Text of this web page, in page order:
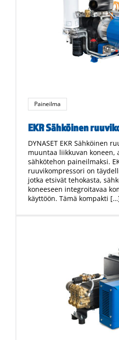
Paineilma
EKR Sähköinen
DYNASET EKR Sähköinen
muuntaa liikkuvan koneen,
sähkötehon paineilmaksi.
ruuvikompressori on
jotka etsivät tehokasta,
koneeseen integroitavaa
käyttöön. Tämä kompakti